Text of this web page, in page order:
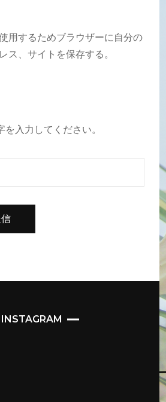
用するためブラウザーに自分の
ス、サイトを保存する。
入力してください。
INSTAGRAM